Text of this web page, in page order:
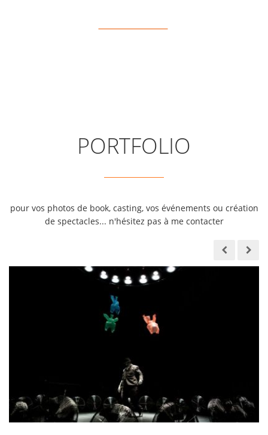
PORTFOLIO
pour vos photos de book, casting, vos événements ou création
de spectacles... n'hésitez pas à me contacter